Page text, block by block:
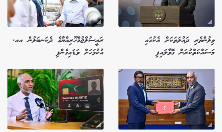
ވިލުންތެރި ދައުލަތަކަށް އެކުގައި
މަސައްކަތްކުރަން ގޮވާލައިފި
ރައީސުލްޖުމްހޫރިއްޔާގެ ދެކަނބަލުން އއ.
އުކުޅަހަށް ވަޑައިގެންފި